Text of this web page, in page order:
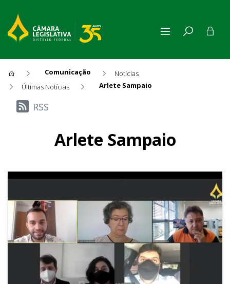
Comunicação
Notícias
Últimas Notícias
Arlete Sampaio
Últimas Notícias
RSS
Arlete Sampaio